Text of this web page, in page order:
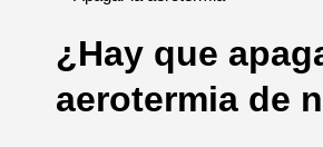
¿Hay que
aerotermia de